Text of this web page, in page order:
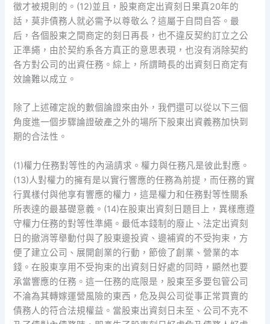
徵才被規則的。(12)並且，股東商定出資刻日果真20年的
話，莫非債務人就必需予以尊敬么？這屬于自問自答。最
后，各個股東之間商定的刻日再長，也不違反契約訂立之公
正準繩，由於契約系各方真正的意思表現，也沒有消除契約
各方對公司的出資任務。綜上，所謂畸長的出資刻日商定有
效論難以成立。
除了上述確定說的數個論證來由外，我們還可以從以下三個
角度進一個步驟論證破產之外的場所下股東出資義務加快到
期的合法性。
(1)權力任務對等性的內涵請求。權力與任務凡是彼此對應。
(13)人對權力的擁有是以實行響應的任務為前提，而任務的實
行異樣付與他享有響應的權力，這是權力和任務對等性關系
所表達的最基礎意義。(14)在股東出資刻日題目上，異樣應遵
守權力任務的對等性準繩。最低本錢制的廢止、法定出資刻
日的撤消等舉動付與了股東邊投資、邊補資的不受拘束，方
便了建立公司、展開創業的行動，節儉了創業、營業的本
錢。在股東享用不受拘束的出資刻日好處的同時，顯然也要
承當響應的任務。這一任務的底限是，股東至多要包管公司
不淪為其轉嫁運營風險的東西，危及與公司從事正常買賣的
債務人的符合法規權益。當股東出資刻日未至、公司不克不